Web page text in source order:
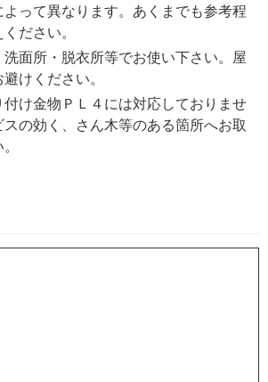
って異なります。あくまでも参考程
ださい。
洗面所・脱衣所等でお使い下さい。屋
けください。
け金物ＰＬ４には対応しておりませ
の効く、さん木等のある箇所へお取